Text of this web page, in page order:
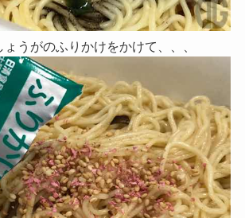
うがのふりかけをかけて、、、